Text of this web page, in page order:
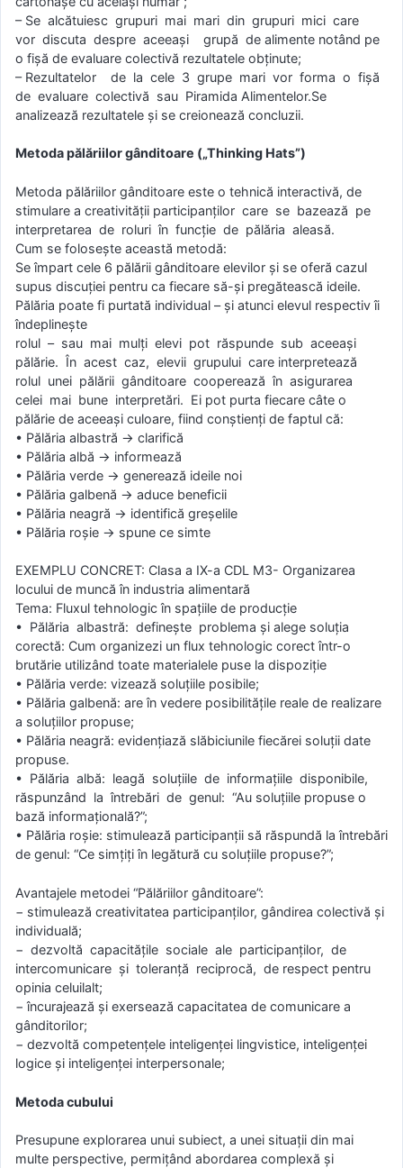
– Se alcătuiesc grupuri mai mari din grupuri mici care
vor discuta despre aceeaşi grupă de alimente notând pe
o fişă de evaluare colectivă rezultatele obţinute;
– Rezultatelor de la cele 3 grupe mari vor forma o fişă
de evaluare colectivă sau Piramida Alimentelor.Se
analizează rezultatele şi se creionează concluzii.
Metoda pălăriilor gânditoare („Thinking Hats”)
Metoda pălăriilor gânditoare este o tehnică interactivă, de
stimulare a creativităţii participanţilor care se bazează pe
interpretarea de roluri în funcţie de pălăria aleasă.
Cum se foloseşte această metodă:
Se împart cele 6 pălării gânditoare elevilor şi se oferă cazul
supus discuţiei pentru ca fiecare să-şi pregătească ideile.
Pălăria poate fi purtată individual – şi atunci elevul respectiv îi
îndeplineşte
rolul – sau mai mulţi elevi pot răspunde sub aceeaşi
pălărie. În acest caz, elevii grupului care interpretează
rolul unei pălării gânditoare cooperează în asigurarea
celei mai bune interpretări. Ei pot purta fiecare câte o
pălărie de aceeaşi culoare, fiind conştienţi de faptul că:
• Pălăria albastră → clarifică
• Pălăria albă → informează
• Pălăria verde → generează ideile noi
• Pălăria galbenă → aduce beneficii
• Pălăria neagră → identifică greşelile
• Pălăria roşie → spune ce simte
EXEMPLU CONCRET: Clasa a IX-a CDL M3- Organizarea
locului de muncă în industria alimentară
Tema: Fluxul tehnologic în spațiile de producție
• Pălăria albastră: defineşte problema și alege soluţia
corectă: Cum organizezi un flux tehnologic corect într-o
brutărie utilizând toate materialele puse la dispoziţie
• Pălăria verde: vizează soluţiile posibile;
• Pălăria galbenă: are în vedere posibilităţile reale de realizare
a soluţiilor propuse;
• Pălăria neagră: evidenţiază slăbiciunile fiecărei soluţii date
propuse.
• Pălăria albă: leagă soluţiile de informaţiile disponibile,
răspunzând la întrebări de genul: “Au soluţiile propuse o
bază informaţională?”;
• Pălăria roşie: stimulează participanţii să răspundă la întrebări
de genul: “Ce simţiţi în legătură cu soluţiile propuse?”;
Avantajele metodei “Pălăriilor gânditoare”:
− stimulează creativitatea participanţilor, gândirea colectivă şi
individuală;
− dezvoltă capacităţile sociale ale participanţilor, de
intercomunicare şi toleranţă reciprocă, de respect pentru
opinia celuilalt;
− încurajează şi exersează capacitatea de comunicare a
gânditorilor;
− dezvoltă competenţele inteligenţei lingvistice, inteligenţei
logice şi inteligenţei interpersonale;
Metoda cubului
Presupune explorarea unui subiect, a unei situaţii din mai
multe perspective, permiţând abordarea complexă şi